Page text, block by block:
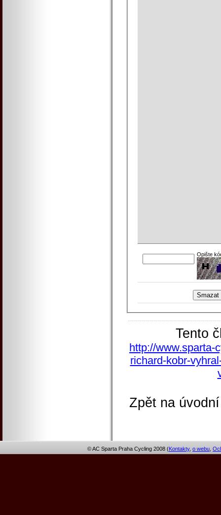
Opište
Tento
http://www.sparta-
richard-kobr-
Zpět na
© AC Sparta Praha Cycling 2008 (Kontakty, o webu